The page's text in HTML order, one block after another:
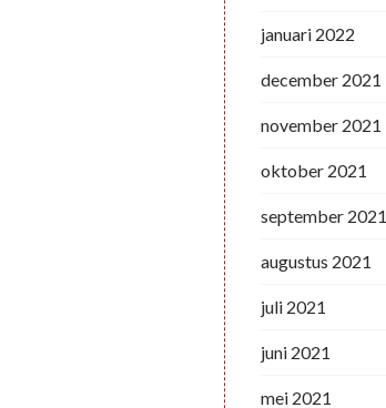
januari 2022
december 2021
november 2021
oktober 2021
september 2021
augustus 2021
juli 2021
juni 2021
mei 2021